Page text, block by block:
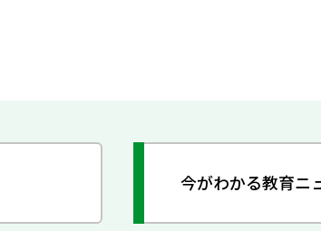
今がわかる教育ニ